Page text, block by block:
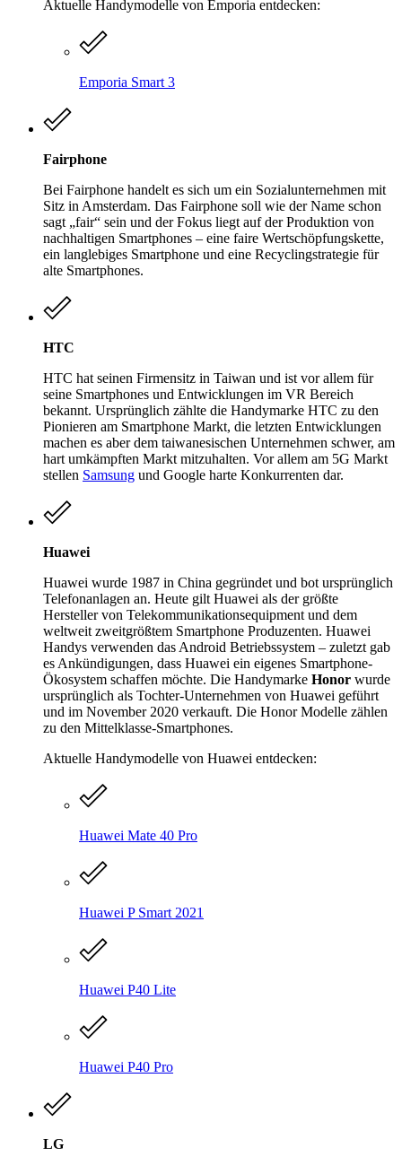
Aktuelle Handymodelle von Emporia entdecken:
Emporia Smart 3
Fairphone
Bei Fairphone handelt es sich um ein Sozialunternehmen mit
Sitz in Amsterdam. Das Fairphone soll wie der Name schon
sagt „fair“ sein und der Fokus liegt auf der Produktion von
nachhaltigen Smartphones – eine faire Wertschöpfungskette,
ein langlebiges Smartphone und eine Recyclingstrategie für
alte Smartphones.
HTC
HTC hat seinen Firmensitz in Taiwan und ist vor allem für
seine Smartphones und Entwicklungen im VR Bereich
bekannt. Ursprünglich zählte die Handymarke HTC zu den
Pionieren am Smartphone Markt, die letzten Entwicklungen
machen es aber dem taiwanesischen Unternehmen schwer, am
hart umkämpften Markt mitzuhalten. Vor allem am 5G Markt
stellen Samsung und Google harte Konkurrenten dar.
Huawei
Huawei wurde 1987 in China gegründet und bot ursprünglich
Telefonanlagen an. Heute gilt Huawei als der größte
Hersteller von Telekommunikationsequipment und dem
weltweit zweitgrößtem Smartphone Produzenten. Huawei
Handys verwenden das Android Betriebssystem – zuletzt gab
es Ankündigungen, dass Huawei ein eigenes Smartphone-
Ökosystem schaffen möchte. Die Handymarke Honor wurde
ursprünglich als Tochter-Unternehmen von Huawei geführt
und im November 2020 verkauft. Die Honor Modelle zählen
zu den Mittelklasse-Smartphones.
Aktuelle Handymodelle von Huawei entdecken:
Huawei Mate 40 Pro
Huawei P Smart 2021
Huawei P40 Lite
Huawei P40 Pro
LG